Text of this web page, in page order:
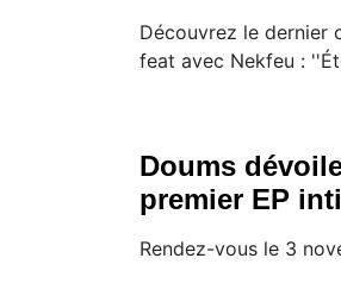
Découvrez le dernier
feat avec Nekfeu :
Doums
premier EP
Rendez-vous le 3